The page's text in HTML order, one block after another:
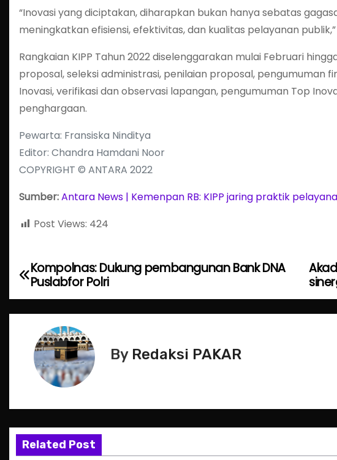
“Inovasi yang diciptakan, diharapkan bukan hanya sebatas
meningkatkan efisiensi, efektivitas, dan kualitas pelayanan publik,”
Rangkaian KIPP Tahun 2022 diselenggarakan mulai Februari
proposal, seleksi administrasi, penilaian proposal, pengumuman
Inovasi, verifikasi dan observasi lapangan, pengumuman Top
penghargaan.
Pewarta: Fransiska Ninditya
Editor: Chandra Hamdani Noor
COPYRIGHT © ANTARA 2022
Sumber:Antara News | Kemenpan RB: KIPP jaring praktik
Post Views: 424
P
o
v
i
Kompolnas: Dukung pembangunan Bank DNA
Puslabfor Polri
By Redaksi PAKAR
Related Post